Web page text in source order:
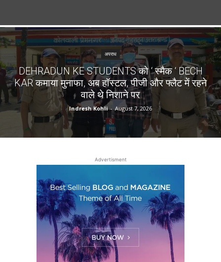
अपराध
DEHRADUN KE STUDENTS को ‘ स्मैक ‘ BECH
KAR कमाया मुनाफा, अब हॉस्टल, पीजी और फ्लैट में रहने
वाले थे निशाने पर
Indresh Kohli - August 7, 2026
Advertisment